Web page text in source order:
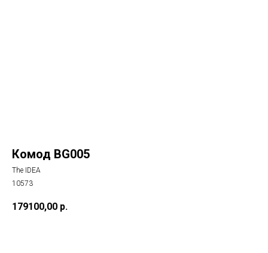
Комод BG005
The IDEA
10573
179100,00 р.